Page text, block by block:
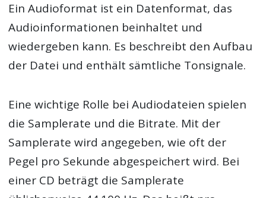
Ein Audioformat ist ein Datenformat, das
Audioinformationen beinhaltet und
wiedergeben kann. Es beschreibt den Aufbau
der Datei und enthält sämtliche Tonsignale.
Eine wichtige Rolle bei Audiodateien spielen
die Samplerate und die Bitrate. Mit der
Samplerate wird angegeben, wie oft der
Pegel pro Sekunde abgespeichert wird. Bei
einer CD beträgt die Samplerate